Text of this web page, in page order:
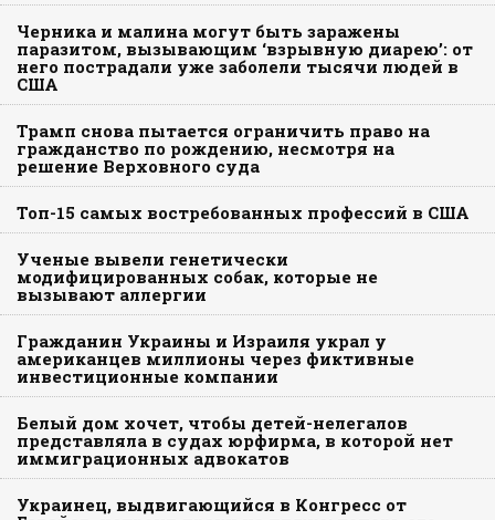
Черника и малина могут быть заражены
паразитом, вызывающим ‘взрывную диарею’: от
него пострадали уже заболели тысячи людей в
США
Трамп снова пытается ограничить право на
гражданство по рождению, несмотря на
решение Верховного суда
Топ-15 самых востребованных профессий в США
Ученые вывели генетически
модифицированных собак, которые не
вызывают аллергии
Гражданин Украины и Израиля украл у
американцев миллионы через фиктивные
инвестиционные компании
Белый дом хочет, чтобы детей-нелегалов
представляла в судах юрфирма, в которой нет
иммиграционных адвокатов
Украинец, выдвигающийся в Конгресс от